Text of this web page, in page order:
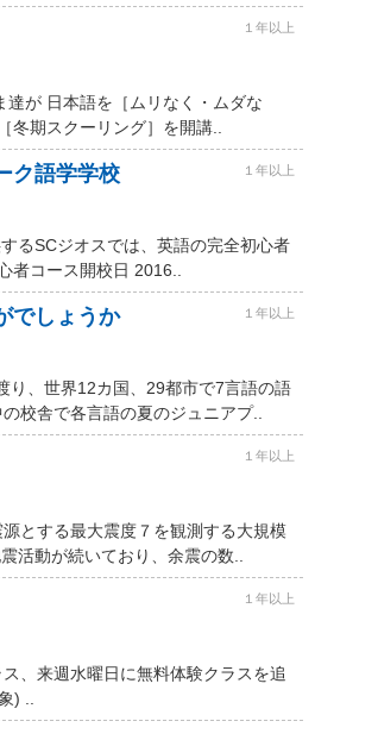
１年以上
が 日本語を［ムリなく・ムダな
期スクーリング］を開講..
ク語学学校 １年以上
るSCジオスでは、英語の完全初心者
者コース開校日 2016..
でしょうか １年以上
り、世界12カ国、29都市で7言語の語
校舎で各言語の夏のジュニアプ..
１年以上
とする最大震度７を観測する大規模
活動が続いており、余震の数..
１年以上
、来週水曜日に無料体験クラスを追
) ..